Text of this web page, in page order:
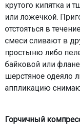
крутого кипятка и
или ложечкой.
отстояться в
смеси сливают в
простыню либо
байковой или
шерстяное одеяло
аппликацию
Горчичный